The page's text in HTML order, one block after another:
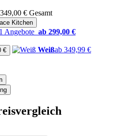
349,00 € Gesamt
Kitchen
Angebote ab 299,00 €
€ Weißab 349,99 €